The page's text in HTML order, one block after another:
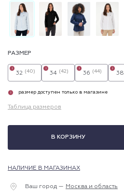
РАЗМЕР
32 (40)
i
34 (42)
i
36 (44)
i
38
i
i размер доступен только в магазине
Таблица размеров
В КОРЗИНУ
НАЛИЧИЕ В МАГАЗИНАХ
Ваш город — Москва и область